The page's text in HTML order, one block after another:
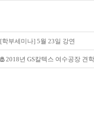
[학부세미나] 5월 23일 강연
2018년 GS칼텍스 여수공장 견